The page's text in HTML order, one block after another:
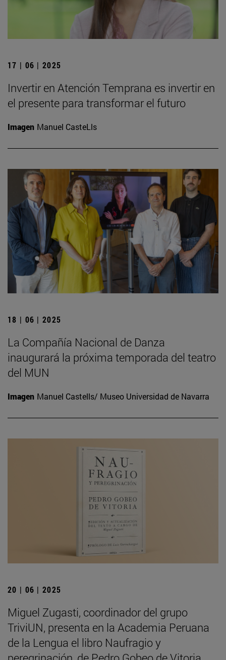
17 | 06 | 2025
Invertir en Atención Temprana es invertir en
el presente para transformar el futuro
Imagen Manuel CasteLls
18 | 06 | 2025
La Compañía Nacional de Danza
inaugurará la próxima temporada del teatro
del MUN
Imagen Manuel Castells/ Museo Universidad de Navarra
20 | 06 | 2025
Miguel Zugasti, coordinador del grupo
TriviUN, presenta en la Academia Peruana
de la Lengua el libro Naufragio y